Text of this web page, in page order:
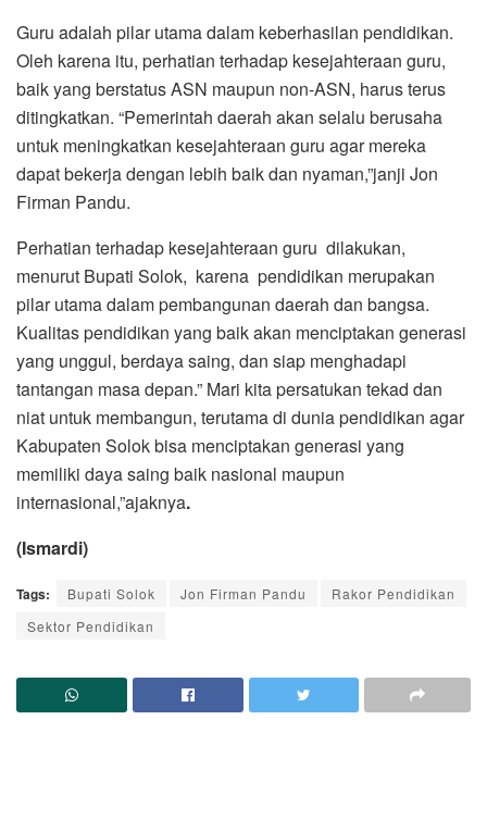
Guru adalah pilar utama dalam keberhasilan pendidikan.
Oleh karena itu, perhatian terhadap kesejahteraan guru,
baik yang berstatus ASN maupun non-ASN, harus terus
ditingkatkan. “Pemerintah daerah akan selalu berusaha
untuk meningkatkan kesejahteraan guru agar mereka
dapat bekerja dengan lebih baik dan nyaman,”janji Jon
Firman Pandu.
Perhatian terhadap kesejahteraan guru dilakukan,
menurut Bupati Solok, karena pendidikan merupakan
pilar utama dalam pembangunan daerah dan bangsa.
Kualitas pendidikan yang baik akan menciptakan generasi
yang unggul, berdaya saing, dan siap menghadapi
tantangan masa depan.” Mari kita persatukan tekad dan
niat untuk membangun, terutama di dunia pendidikan agar
Kabupaten Solok bisa menciptakan generasi yang
memiliki daya saing baik nasional maupun
internasional,”ajaknya.
(Ismardi)
Tags: Bupati Solok Jon Firman Pandu
Rakor Pendidikan
Sektor Pendidikan